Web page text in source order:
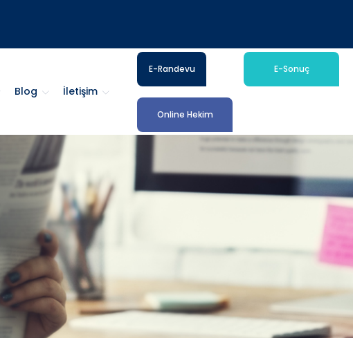
Blog İletişim
E-Randevu E-Sonuç
Online Hekim